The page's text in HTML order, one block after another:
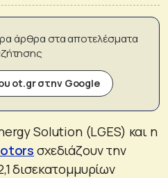
άρθρα στα αποτελέσματα
ot.gr στην Google
Solution (LGES) και η
σχεδιάζουν την
δισεκατομμυρίων